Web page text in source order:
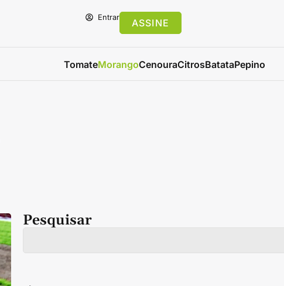
Entrar ASSINE
TomateMorangoCenouraCitrosBatataPepino
Pesquisar